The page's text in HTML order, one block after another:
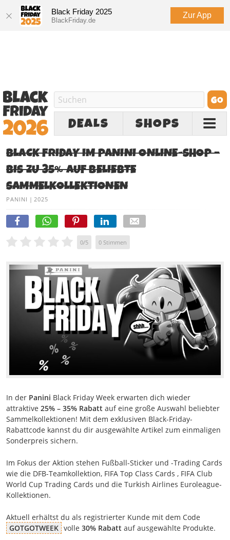
Black Friday 2025
BlackFriday.de
Zur App
DEALS SHOPS
BLACK FRIDAY IM PANINI ONLINE-SHOP –
BIS ZU 35% AUF BELIEBTE
SAMMELKOLLEKTIONEN
PANINI | 2025
0/5 0 Stimmen
In der Panini Black Friday Week erwarten dich wieder
attraktive 25% – 35% Rabatt auf eine große Auswahl beliebter
Sammelkollektionen! Mit dem exklusiven Black-Friday-
Rabattcode kannst du dir ausgewählte Artikel zum einmaligen
Sonderpreis sichern.
Im Fokus der Aktion stehen Fußball-Sticker und -Trading Cards
wie die DFB-Teamkollektion, FIFA Top Class Cards , FIFA Club
World Cup Trading Cards und die Turkish Airlines Euroleague-
Kollektionen.
Aktuell erhältst du als registrierter Kunde mit dem Code
GOTGOTWEEK volle 30% Rabatt auf ausgewählte Produkte.